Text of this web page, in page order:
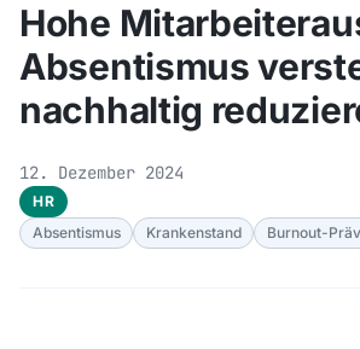
Hohe
Absentismus
nachhaltig
12. Dezember 2024
HR
Absentismus
Krankenstand Burnout-